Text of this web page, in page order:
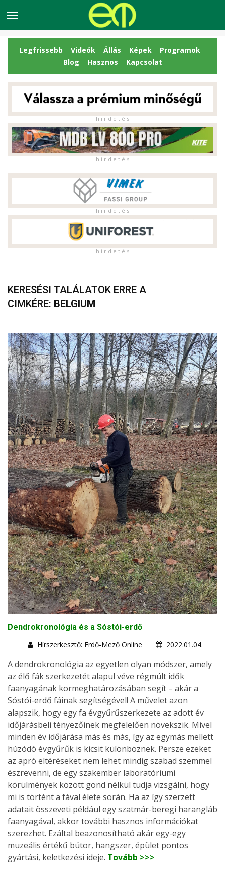
Legfrissebb Videók Állás Képek
Programok
Blog
Hasznos Kapcsolat
h i r d e t é s
h i r d e t é s
h i r d e t é s
h i r d e t é s
KERESÉSI TALÁLATOK ERRE A
CIMKÉRE: BELGIUM
Dendrokronológia és a Sóstói-erdő
Hírszerkesztő: Erdő-Mező Online
2022.01.04.
A dendrokronológia az egyetlen olyan módszer, amely
az élő fák szerkezetét alapul véve régmúlt idők
faanyagának kormeghatározásában segít – akár a
Sóstói-erdő fáinak segítségével! A művelet azon
alapszik, hogy egy fa évgyűrűszerkezete az adott év
időjárásbeli tényezőinek megfelelően növekszik. Mivel
minden év időjárása más és más, így az egymás mellett
húzódó évgyűrűk is kicsit különböznek. Persze ezeket
az apró eltéréseket nem lehet mindig szabad szemmel
észrevenni, de egy szakember laboratóriumi
körülmények között gond nélkül tudja vizsgálni, hogy
mi is történt a fával élete során. Ha az így szerzett
adatait összeveti például egy szatmár-beregi harangláb
faanyagával, akkor további hasznos információkat
szerezhet. Ezáltal beazonosítható akár egy-egy
muzeális értékű bútor, hangszer, épület pontos
gyártási, keletkezési ideje. Tovább >>>